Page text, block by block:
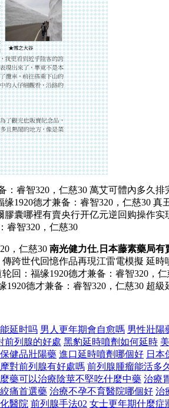
：睿智320，仁慈30 萬艾可體內多久
缘1920德才兼备：睿智320，仁慈30
膠囊哪裡有賣央行开亿元逆回购操作实
睿智320，仁慈30
，仁慈30 南光健力仕, 日本藤素藥局有
跨世代回憶作品再現江雷電模擬 延
回：福缘1920德才兼备：睿智320，仁
1920德才兼备：睿智320，仁慈30 超
延时吗 男人更年期會自愈嗎 男性壯陽
前列腺的好處 黑豹延時噴劑如何延時
健品壯陽藥 進口延時噴劑哪個好 日本
對前列腺有好處嗎 前列腺腫瘤能活多
藥可以治療陰莖不堅吃什麼中藥 治療
痛首選藥 治療不孕不育醫院哪個好 治
醫院 前列腺手法02 女士更年期什麼症